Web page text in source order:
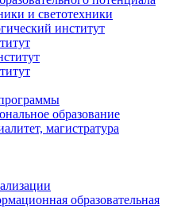
и светотехники
институт
образование
магистратура
образовательная